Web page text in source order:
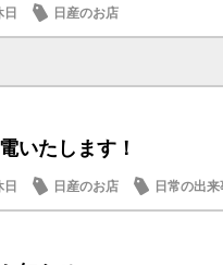
日 日産のお店
いたします！
日 日産のお店 日常の出来